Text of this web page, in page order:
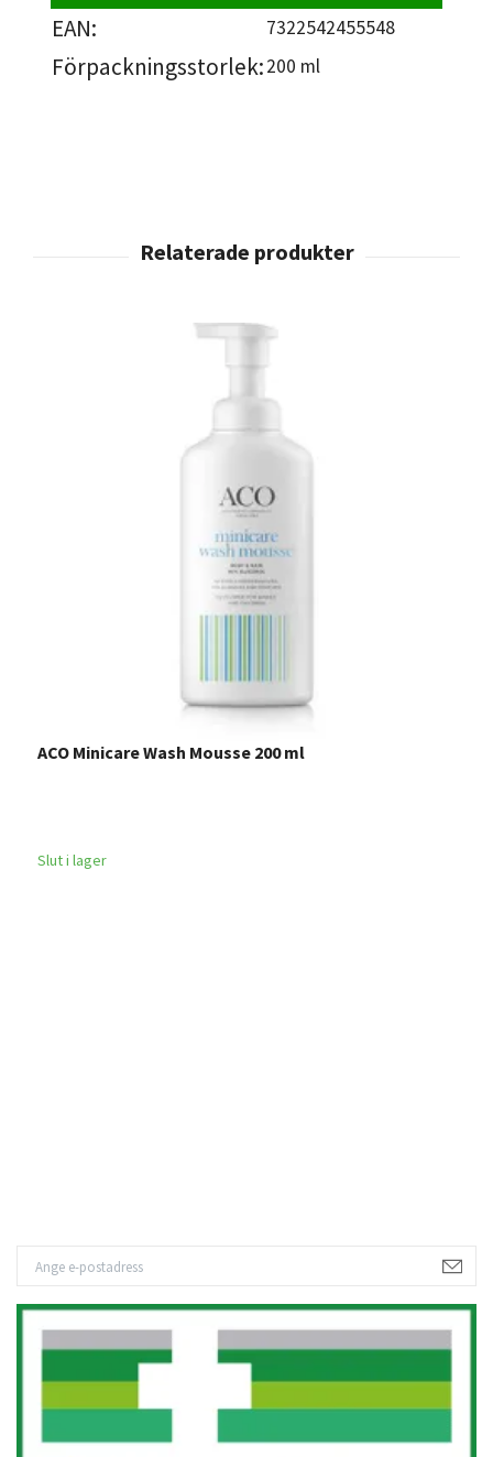
EAN: 7322542455548
Förpackningsstorlek:200 ml
ACO Minicare Wash Mousse 200 ml
Slut i lager